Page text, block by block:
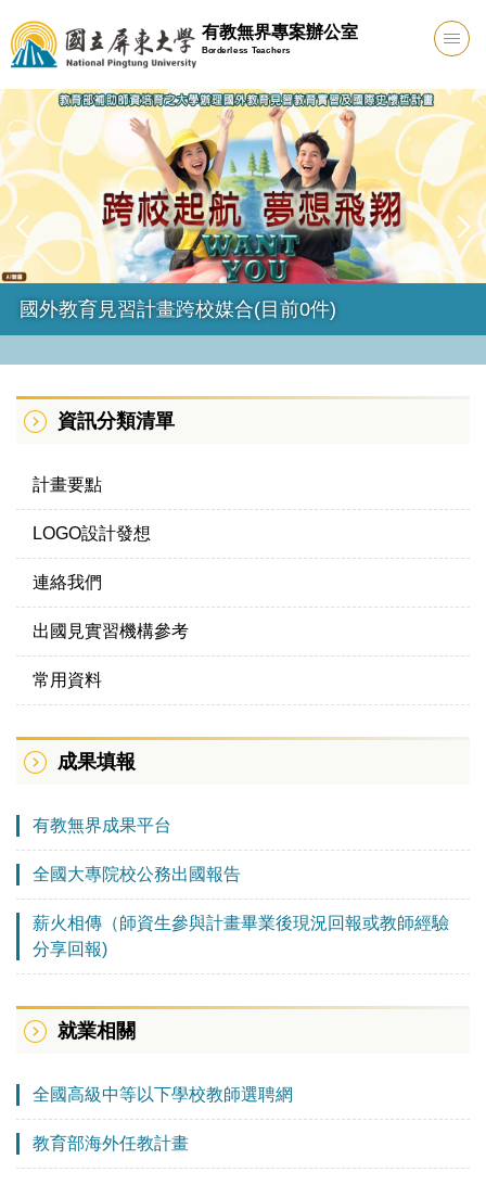
到
主
要
內
容
區
有教無界專案辦公室
Borderless Teachers
國外教育見習計畫跨校媒合(目前0件)
資訊分類清單
計畫要點
LOGO設計發想
連絡我們
出國見實習機構參考
常用資料
成果填報
有教無界成果平台
全國大專院校公務出國報告
薪火相傳（師資生參與計畫畢業後現況回報或教師經驗
分享回報)
就業相關
全國高級中等以下學校教師選聘網
教育部海外任教計畫